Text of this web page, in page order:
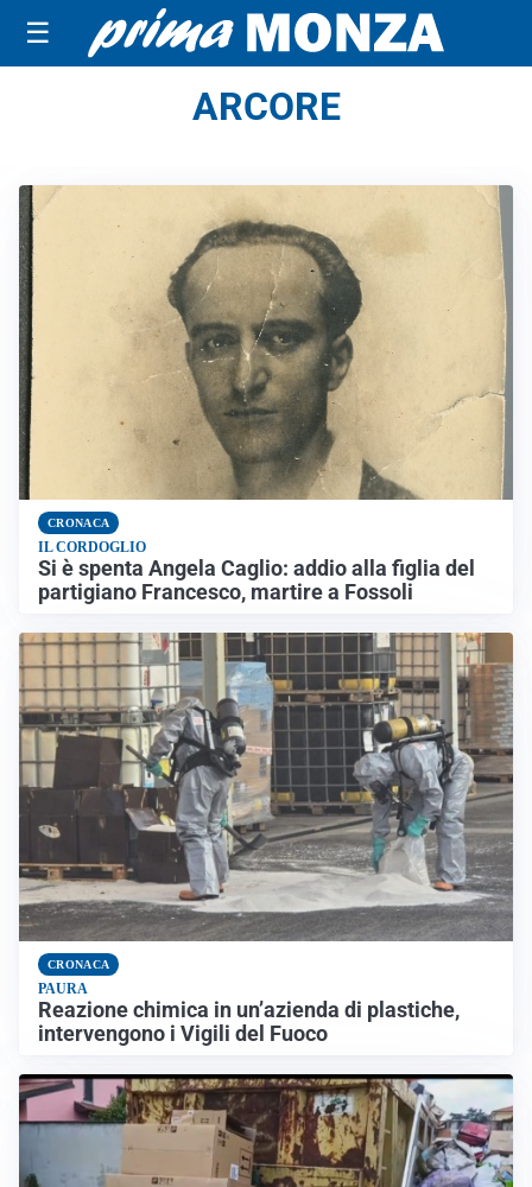
☰
ARCORE
CRONACA
IL CORDOGLIO
Si è spenta Angela Caglio: addio alla figlia del
partigiano Francesco, martire a Fossoli
CRONACA
PAURA
Reazione chimica in un’azienda di plastiche,
intervengono i Vigili del Fuoco